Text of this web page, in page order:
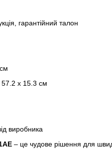
гарантійний талон
57.2 х 15.3 см
виробника
– це чудове рішення для